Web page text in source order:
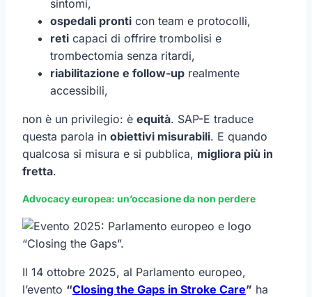
sintomi,
ospedali pronti con team e protocolli,
reti capaci di offrire trombolisi e
trombectomia senza ritardi,
riabilitazione e follow-up realmente
accessibili,
non è un privilegio: è equità. SAP-E traduce
questa parola in obiettivi misurabili. E quando
qualcosa si misura e si pubblica, migliora più in
fretta.
Advocacy europea: un’occasione da non perdere
Il 14 ottobre 2025, al Parlamento europeo,
l’evento “Closing the Gaps in Stroke Care” ha